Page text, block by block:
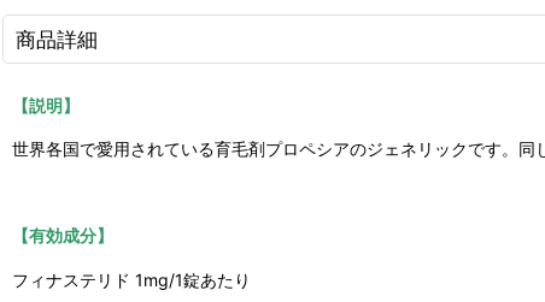
商品詳細
【説明】
世界各国で愛用されている育毛剤プロペシアのジェネリックです。
【有効成分】
フィナステリド 1mg/1錠あたり